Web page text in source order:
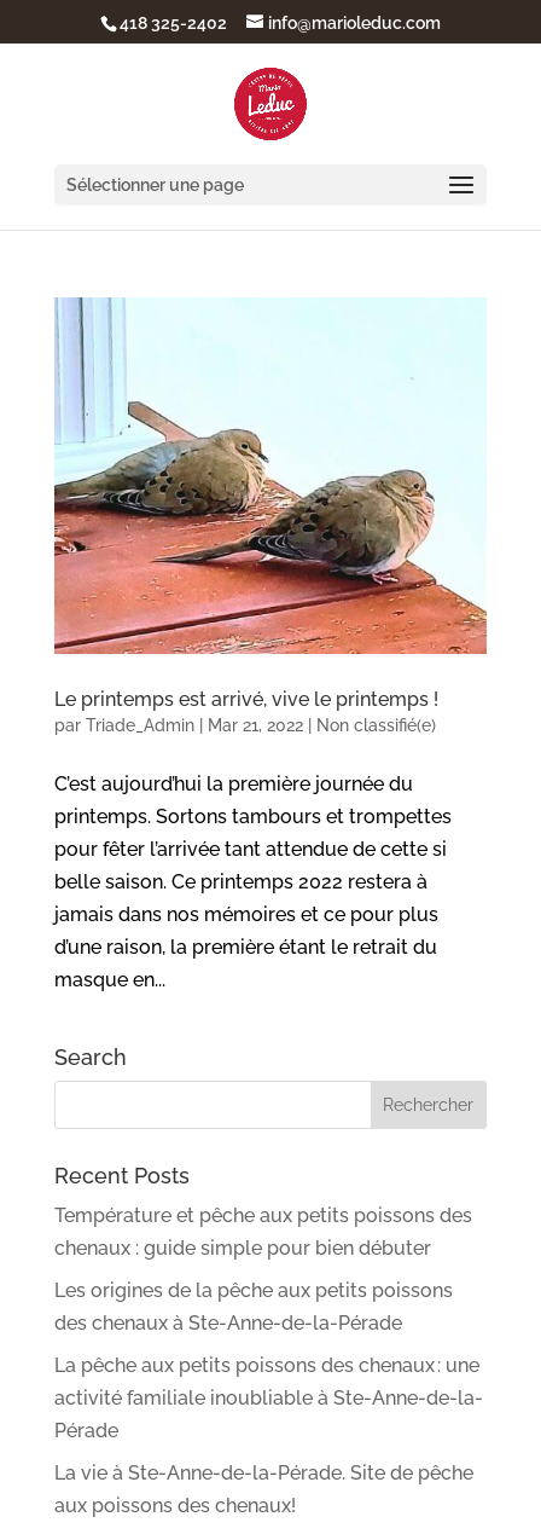
418 325-2402 info@marioleduc.com
Sélectionner une page
Le printemps est arrivé, vive le printemps !
par Triade_Admin| Mar 21, 2022| Non classifié(e)
C’est aujourd’hui la première journée du
printemps. Sortons tambours et trompettes
pour fêter l’arrivée tant attendue de cette si
belle saison. Ce printemps 2022 restera à
jamais dans nos mémoires et ce pour plus
d’une raison, la première étant le retrait du
masque en...
Search
Recent Posts
Température et pêche aux petits poissons des
chenaux : guide simple pour bien débuter
Les origines de la pêche aux petits poissons
des chenaux à Ste-Anne-de-la-Pérade
La pêche aux petits poissons des chenaux : une
activité familiale inoubliable à Ste-Anne-de-la-
Pérade
La vie à Ste-Anne-de-la-Pérade. Site de pêche
aux poissons des chenaux!